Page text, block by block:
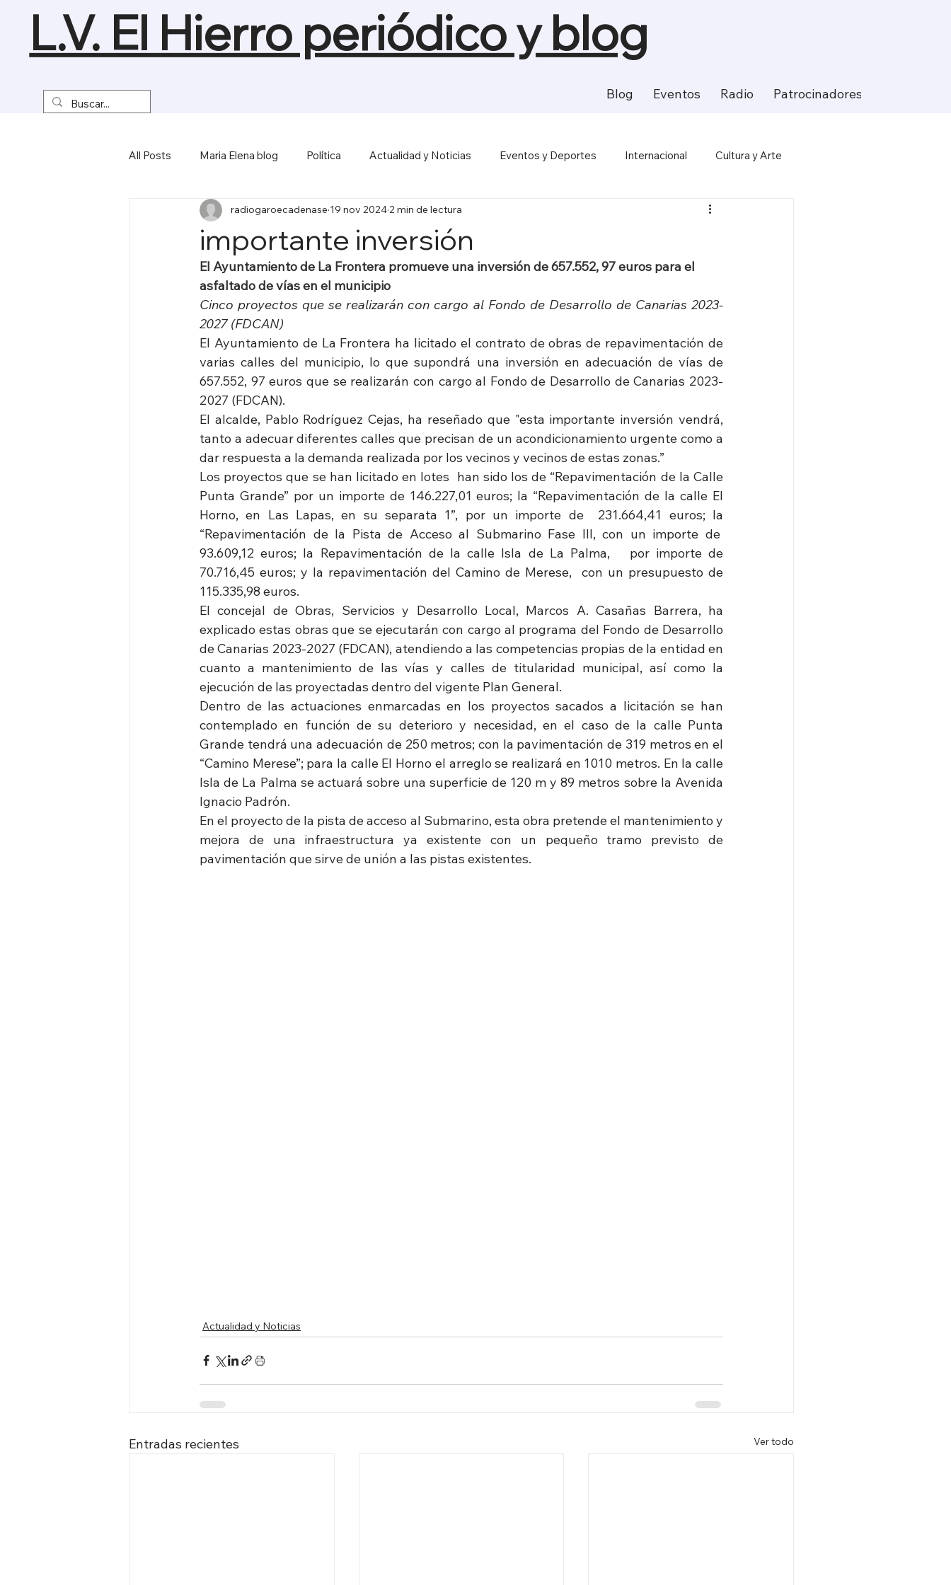
Blog Eventos Radio Patrocinadores
L.V. El Hierro periódico y blog
All Posts Maria Elena blog Política Actualidad y Noticias Eventos y Deportes Internacional Cultura y Arte
Turismo y Naturaleza Empresas y Economía Salud y Bienestar Ciencia y Tecnología
Miscelánea
importante inversión
radiogaroecadenase 19 nov 20242 min de lectura
El Ayuntamiento de La Frontera promueve una inversión de 657.552, 97 euros para el
asfaltado de vías en el municipio
Cinco proyectos que se realizarán con cargo al Fondo de Desarrollo de Canarias 2023-
2027 (FDCAN)
El Ayuntamiento de La Frontera ha licitado el contrato de obras de repavimentación de
varias calles del municipio, lo que supondrá una inversión en adecuación de vías de
657.552, 97 euros que se realizarán con cargo al Fondo de Desarrollo de Canarias 2023-
2027 (FDCAN).
El alcalde, Pablo Rodríguez Cejas, ha reseñado que "esta importante inversión vendrá,
tanto a adecuar diferentes calles que precisan de un acondicionamiento urgente como a
dar respuesta a la demanda realizada por los vecinos y vecinos de estas zonas.”
Los proyectos que se han licitado en lotes  han sido los de “Repavimentación de la Calle
Punta Grande” por un importe de 146.227,01 euros; la “Repavimentación de la calle El
Horno, en Las Lapas, en su separata 1”, por un importe de  231.664,41 euros; la
“Repavimentación de la Pista de Acceso al Submarino Fase III, con un importe de
93.609,12 euros; la Repavimentación de la calle Isla de La Palma,   por importe de
70.716,45 euros; y la repavimentación del Camino de Merese,  con un presupuesto de
115.335,98 euros.
El concejal de Obras, Servicios y Desarrollo Local, Marcos A. Casañas Barrera, ha
explicado estas obras que se ejecutarán con cargo al programa del Fondo de Desarrollo
de Canarias 2023-2027 (FDCAN), atendiendo a las competencias propias de la entidad en
cuanto a mantenimiento de las vías y calles de titularidad municipal, así como la
ejecución de las proyectadas dentro del vigente Plan General.
Dentro de las actuaciones enmarcadas en los proyectos sacados a licitación se han
contemplado en función de su deterioro y necesidad, en el caso de la calle Punta
Grande tendrá una adecuación de 250 metros; con la pavimentación de 319 metros en el
“Camino Merese”; para la calle El Horno el arreglo se realizará en 1010 metros. En la calle
Isla de La Palma se actuará sobre una superficie de 120 m y 89 metros sobre la Avenida
Ignacio Padrón.
En el proyecto de la pista de acceso al Submarino, esta obra pretende el mantenimiento y
mejora de una infraestructura ya existente con un pequeño tramo previsto de
pavimentación que sirve de unión a las pistas existentes.
Actualidad y Noticias
Entradas recientes Ver todo